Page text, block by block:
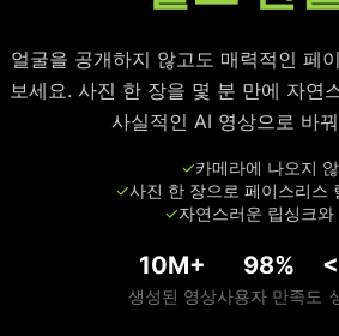
얼굴을 공개하지 않고도 매력적인 페
보세요. 사진 한 장을 몇 분 만에 자연
사실적인 AI 영상으로 바
✓카메라에 나오지
✓사진 한 장으로 페이스리스
✓자연스러운 립싱크와
10M+
생성된 영상
98%
사용자 만족도